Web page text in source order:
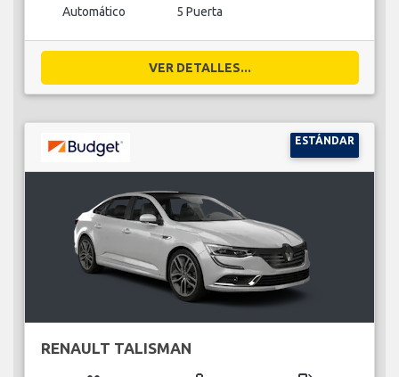
Automático 5 Puerta
VER DETALLES...
ESTÁNDAR
RENAULT TALISMAN